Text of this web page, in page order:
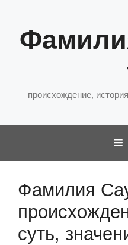
содержимому
происхождение,
Фамилия
суть,